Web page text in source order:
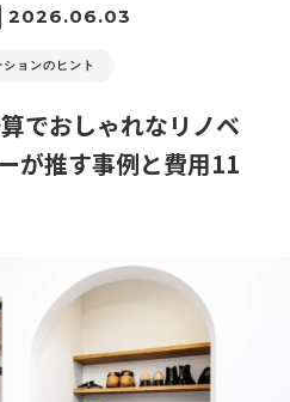
2026.06.03
ションのヒント
でおしゃれなリノベ
が推す事例と費用11